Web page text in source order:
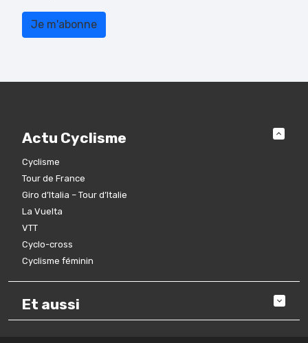
Actu Cyclisme
Cyclisme
Tour de France
Giro d’Italia – Tour d’Italie
La Vuelta
VTT
Cyclo-cross
Cyclisme féminin
Et aussi